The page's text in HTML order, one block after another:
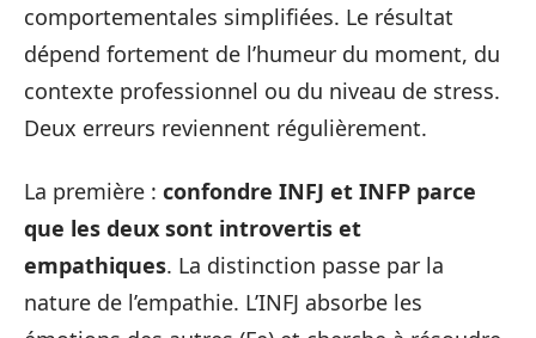
comportementales simplifiées. Le résultat
dépend fortement de l’humeur du moment, du
contexte professionnel ou du niveau de stress.
Deux erreurs reviennent régulièrement.
La première : confondre INFJ et INFP parce
que les deux sont introvertis et
empathiques. La distinction passe par la
nature de l’empathie. L’INFJ absorbe les